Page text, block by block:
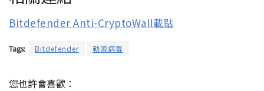
Bitdefender Anti-CryptoWall載點
Tags: Bitdefender 勒索病毒
您也許會喜歡：